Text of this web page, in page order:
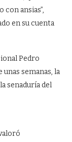
con ansias”,
en su cuenta
Pedro
unas semanas, la
senaduría del